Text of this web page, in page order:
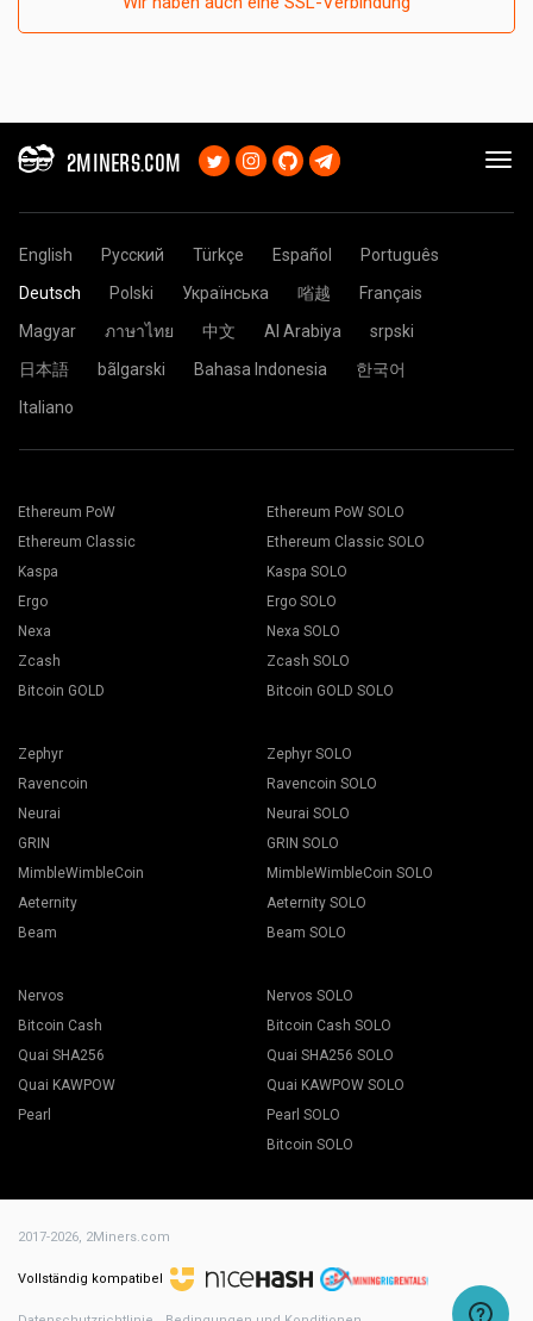
2MINERS.COM
English Русский Türkçe Español
Português
Deutsch
Polski Українська 㗂越
Français
Magyar
ภาษาไทย 中文 Al Arabiya
srpski
日本語
bãlgarski Bahasa Indonesia
한국어
Italiano
Ethereum PoW
Ethereum Classic
Kaspa
Ergo
Nexa
Zcash
Bitcoin GOLD
Ethereum PoW SOLO
Ethereum Classic SOLO
Kaspa SOLO
Ergo SOLO
Nexa SOLO
Zcash SOLO
Bitcoin GOLD SOLO
Zephyr
Ravencoin
Neurai
GRIN
MimbleWimbleCoin
Aeternity
Beam
Zephyr SOLO
Ravencoin SOLO
Neurai SOLO
GRIN SOLO
MimbleWimbleCoin SOLO
Aeternity SOLO
Beam SOLO
Nervos
Bitcoin Cash
Quai SHA256
Quai KAWPOW
Pearl
Nervos SOLO
Bitcoin Cash SOLO
Quai SHA256 SOLO
Quai KAWPOW SOLO
Pearl SOLO
Bitcoin SOLO
2017-2026, 2Miners.com
Vollständig kompatibel